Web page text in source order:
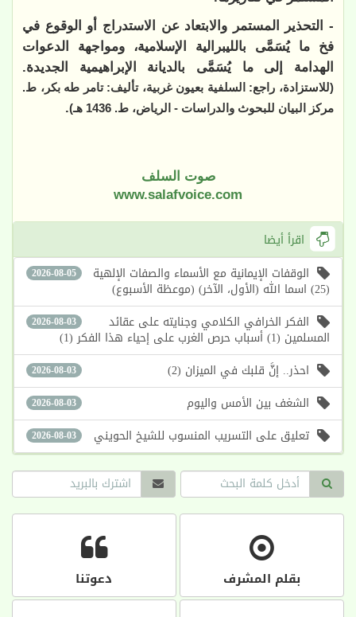
- التحذير المستمر والابتعاد عن الاستدراج أو الوقوع في
فخ ما يُسَمَّى بالليبرالية الإسلامية، ومواجهة الدعوات
الهدامة إلى ما يُسَمَّى بالديانة الإبراهيمية الجديدة.
(للاستزادة، راجع: السلفية بعيون غربية، تأليف: تامر طه بكر، ط.
مركز البيان للبحوث والدراسات - الرياض، ط. 1436 هـ)
.
صوت السلف
www.salafvoice.com
اقرأ أيضا
2026-08-05 الوقفات الإيمانية مع الأسماء والصفات الإلهية
(25) اسما الله (الأول، الآخر) (موعظة الأسبوع)
2026-08-03 الفكر الخرافي الكلامي وجنايته على عقائد
المسلمين (1) أسباب حرص الغرب على إحياء هذا الفكر (1)
2026-08-03 احذر.. إنَّ قلبك في الميزان (2)
2026-08-03 الشغف بين الأمس واليوم
2026-08-03 تعليق على التسريب المنسوب للشيخ الحويني
بقلم المشرف دعوتنا